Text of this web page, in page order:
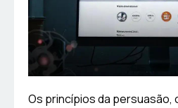
Os princípios da